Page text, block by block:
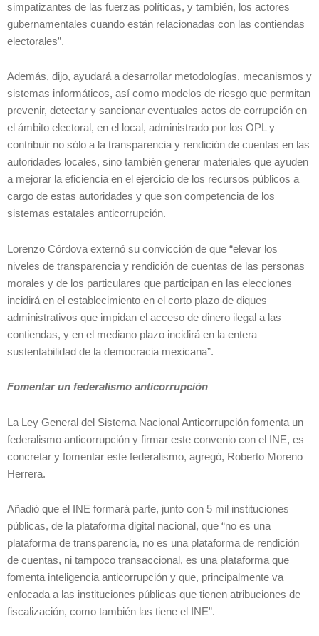
simpatizantes de las fuerzas políticas, y también, los actores
gubernamentales cuando están relacionadas con las contiendas
electorales”.
Además, dijo, ayudará a desarrollar metodologías, mecanismos y
sistemas informáticos, así como modelos de riesgo que permitan
prevenir, detectar y sancionar eventuales actos de corrupción en
el ámbito electoral, en el local, administrado por los OPL y
contribuir no sólo a la transparencia y rendición de cuentas en las
autoridades locales, sino también generar materiales que ayuden
a mejorar la eficiencia en el ejercicio de los recursos públicos a
cargo de estas autoridades y que son competencia de los
sistemas estatales anticorrupción.
Lorenzo Córdova externó su convicción de que “elevar los
niveles de transparencia y rendición de cuentas de las personas
morales y de los particulares que participan en las elecciones
incidirá en el establecimiento en el corto plazo de diques
administrativos que impidan el acceso de dinero ilegal a las
contiendas, y en el mediano plazo incidirá en la entera
sustentabilidad de la democracia mexicana”.
Fomentar un federalismo anticorrupción
La Ley General del Sistema Nacional Anticorrupción fomenta un
federalismo anticorrupción y firmar este convenio con el INE, es
concretar y fomentar este federalismo, agregó, Roberto Moreno
Herrera.
Añadió que el INE formará parte, junto con 5 mil instituciones
públicas, de la plataforma digital nacional, que “no es una
plataforma de transparencia, no es una plataforma de rendición
de cuentas, ni tampoco transaccional, es una plataforma que
fomenta inteligencia anticorrupción y que, principalmente va
enfocada a las instituciones públicas que tienen atribuciones de
fiscalización, como también las tiene el INE”.